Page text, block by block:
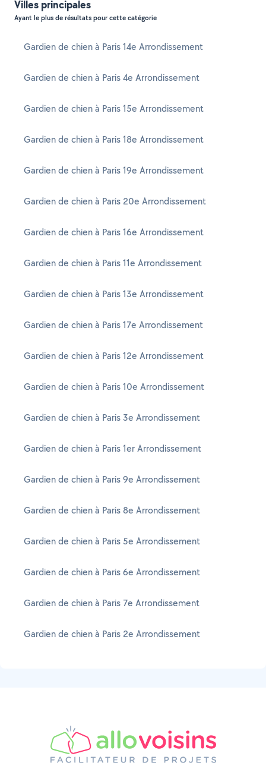
Villes principales
Ayant le plus de résultats pour cette catégorie
Gardien de chien à Paris 14e Arrondissement
Gardien de chien à Paris 4e Arrondissement
Gardien de chien à Paris 15e Arrondissement
Gardien de chien à Paris 18e Arrondissement
Gardien de chien à Paris 19e Arrondissement
Gardien de chien à Paris 20e Arrondissement
Gardien de chien à Paris 16e Arrondissement
Gardien de chien à Paris 11e Arrondissement
Gardien de chien à Paris 13e Arrondissement
Gardien de chien à Paris 17e Arrondissement
Gardien de chien à Paris 12e Arrondissement
Gardien de chien à Paris 10e Arrondissement
Gardien de chien à Paris 3e Arrondissement
Gardien de chien à Paris 1er Arrondissement
Gardien de chien à Paris 9e Arrondissement
Gardien de chien à Paris 8e Arrondissement
Gardien de chien à Paris 5e Arrondissement
Gardien de chien à Paris 6e Arrondissement
Gardien de chien à Paris 7e Arrondissement
Gardien de chien à Paris 2e Arrondissement